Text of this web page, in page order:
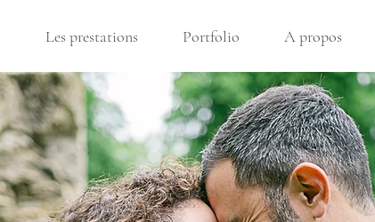
Les prestations Portfolio A propos